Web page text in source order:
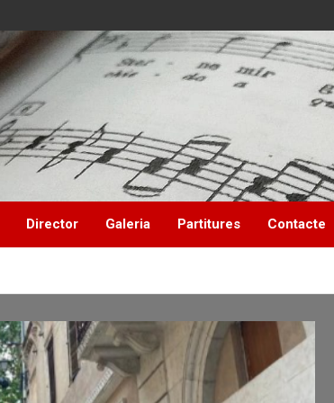
Director Galeria Partitures Contacte